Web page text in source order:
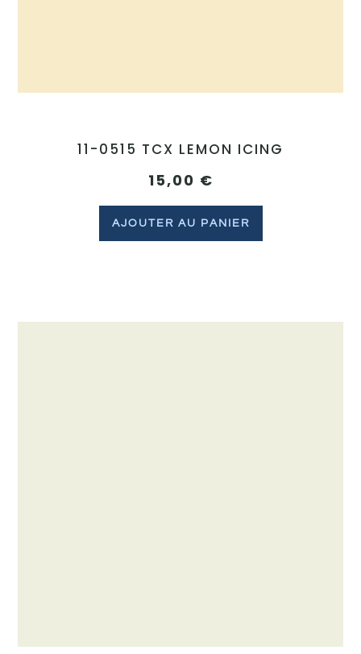
11-0515 TCX LEMON ICING
15,00 €
AJOUTER AU PANIER